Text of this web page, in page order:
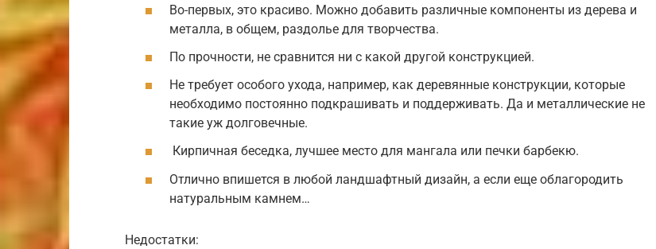
Во-первых, это красиво. Можно добавить различные компоненты из дерева и
металла, в общем, раздолье для творчества.
По прочности, не сравнится ни с какой другой конструкцией.
Не требует особого ухода, например, как деревянные конструкции, которые
необходимо постоянно подкрашивать и поддерживать. Да и металлические не
такие уж долговечные.
Кирпичная беседка, лучшее место для мангала или печки барбекю.
Отлично впишется в любой ландшафтный дизайн, а если еще облагородить
натуральным камнем…
Недостатки: